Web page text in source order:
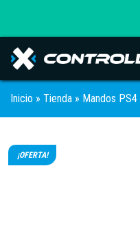
Inicio » Tienda » Mandos PS4
¡OFERTA!